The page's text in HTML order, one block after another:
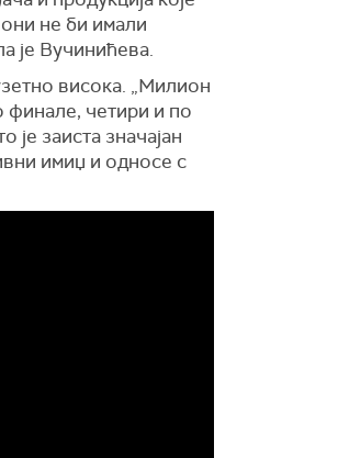
не би имали
је Вучинићева.
висока. „Милион
финале, четири и по
је заиста значајан
имиџ и односе с